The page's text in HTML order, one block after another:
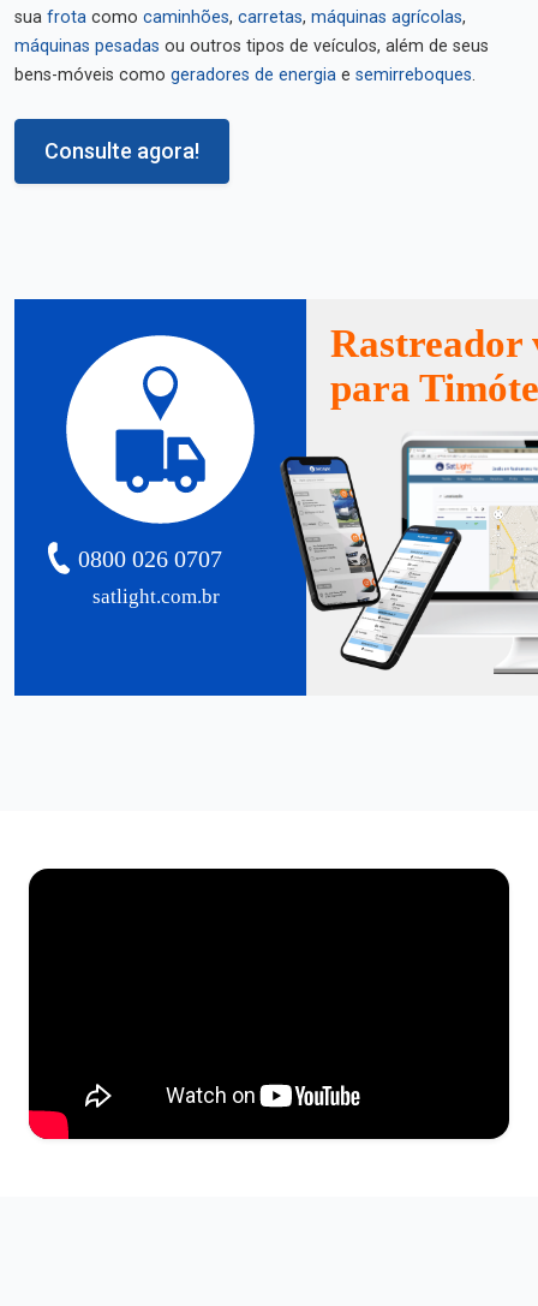
sua frota como caminhões, carretas, máquinas agrícolas,
máquinas pesadas ou outros tipos de veículos, além de seus
bens-móveis como geradores de energia e semirreboques.
Consulte agora!
satlight.com.br
0800 026 0707
Rastreador
para